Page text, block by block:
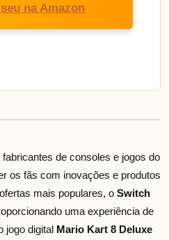
na Amazon
de consoles e jogos do
os fãs com inovações e produtos
mais populares, o Switch
uma experiência de
jogo digital Mario Kart 8 Deluxe